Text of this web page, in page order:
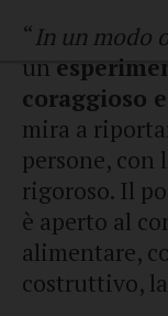
“In un modo
un
coraggioso
mira a
persone, con
rigoroso. Il
è aperto al
alimentare,
costruttivo,